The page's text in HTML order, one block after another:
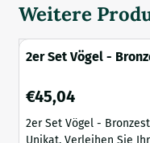
Sie diese Statue
garantiert die Aufmer...
Weitere
2er Set Vögel -
Preis: 45,04
€45,04
2er Set Vögel -